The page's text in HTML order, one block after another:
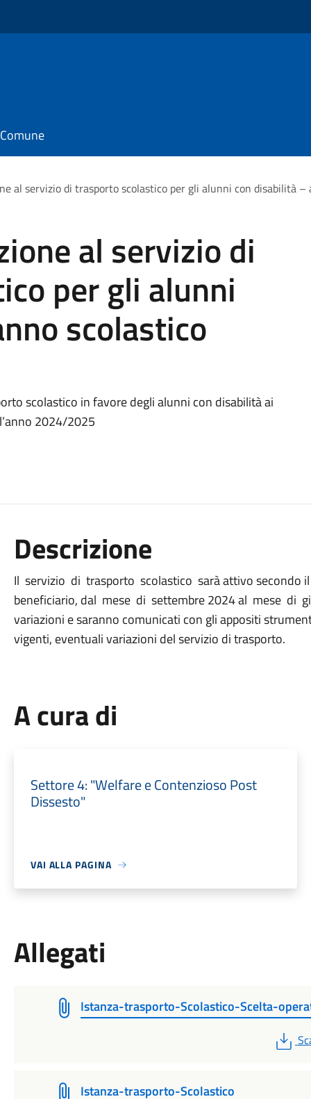
al servizio di trasporto scolastico per gli alunni con disabilità
al servizio di
per gli alunni
scolastico
scolastico in favore degli alunni con disabilità ai
2024/2025
Descrizione
Il servizio di trasporto scolastico sarà attivo secondo
beneficiario, dal mese di settembre 2024 al mese di
variazioni e saranno comunicati con gli appositi
vigenti, eventuali variazioni del servizio di trasporto.
A cura di
Settore 4: "Welfare e Contenzioso Post
Dissesto"
VAI ALLA PAGINA
Allegati
Istanza-trasporto-Scolastico-Scelta-
Istanza-trasporto-Scolastico